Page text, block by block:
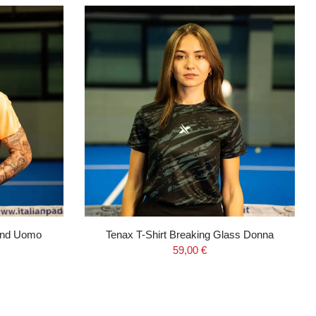
Uomo
Tenax T-Shirt Breaking Glass Donna
59,00 €